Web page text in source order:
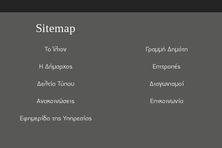
Sitemap
Το Ίλιον
Η Δήμαρχος
Δελτία Τύπου
Ανακοινώσεις
Εφημερίδα της Υπηρεσίας
Γραμμή Δημότη
Επιτροπές
Διαγωνισμοί
Επικοινωνία